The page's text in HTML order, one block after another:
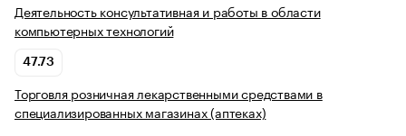
Деятельность консультативная и работы в области
компьютерных технологий
47.73
Торговля розничная лекарственными средствами в
специализированных магазинах (аптеках)